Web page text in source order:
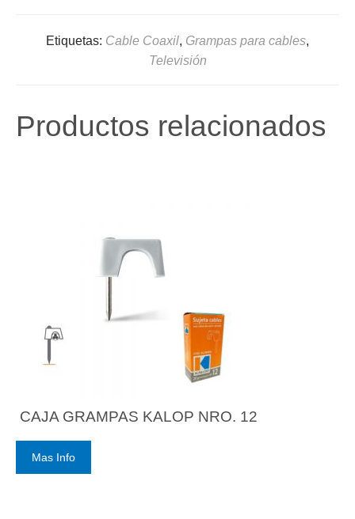
Etiquetas: Cable Coaxil, Grampas para cables,
Televisión
Productos relacionados
CAJA GRAMPAS KALOP NRO. 12
Mas Info